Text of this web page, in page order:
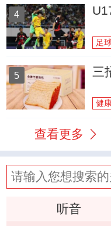
4
足
5 三
健
查看更多
听音